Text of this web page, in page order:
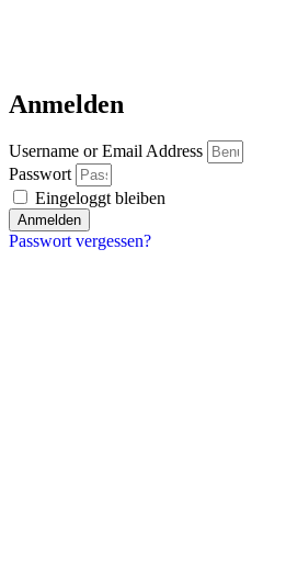
Anmelden
Username or Email Address
Passwort
Eingeloggt bleiben
Anmelden
Passwort vergessen?